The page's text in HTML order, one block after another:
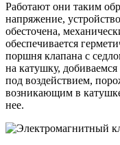
Работают они таким
напряжение,
обесточена,
обеспечивается
поршня клапана с
на катушку,
под воздействием,
возникающим в
нее.